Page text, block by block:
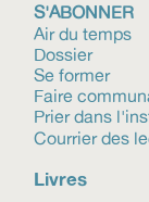
S'ABONNER
Air du temps
Dossier
Se former
Faire
Prier dans
Courrier des
Livres